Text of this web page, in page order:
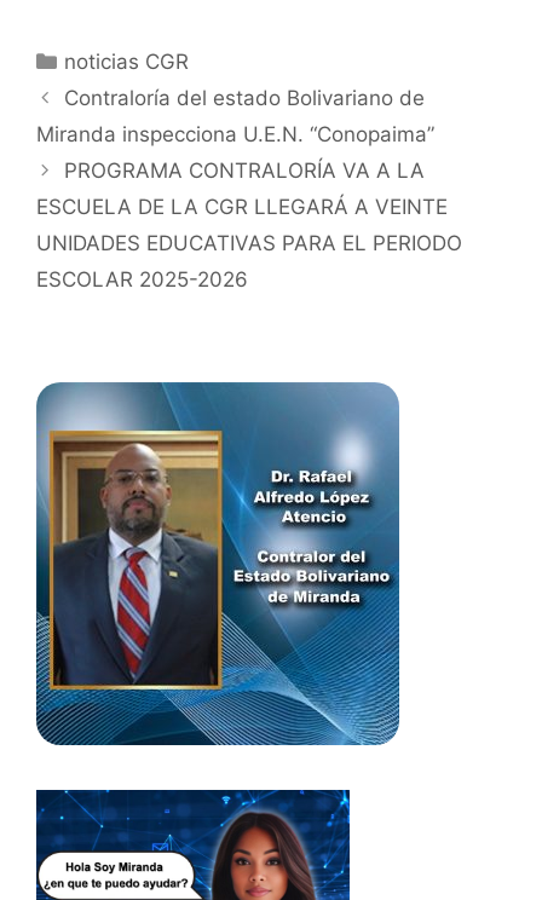
noticias CGR
Contraloría del estado Bolivariano de
Miranda inspecciona U.E.N. “Conopaima”
PROGRAMA CONTRALORÍA VA A LA
ESCUELA DE LA CGR LLEGARÁ A VEINTE
UNIDADES EDUCATIVAS PARA EL PERIODO
ESCOLAR 2025-2026